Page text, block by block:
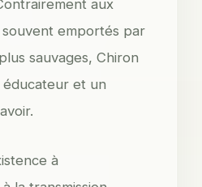
aux
emportés par
sauvages, Chiron
et un
à